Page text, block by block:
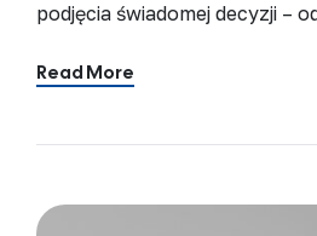
podjęcia świadomej decyzji –
urządzenie grzewcze, które […]
Read More